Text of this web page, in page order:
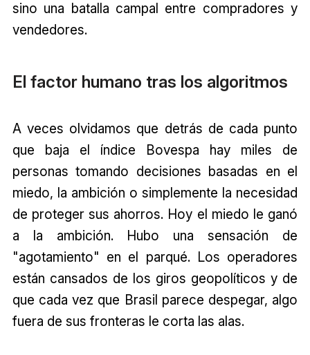
sino una batalla campal entre compradores y
vendedores.
El factor humano tras los algoritmos
A veces olvidamos que detrás de cada punto
que baja el índice Bovespa hay miles de
personas tomando decisiones basadas en el
miedo, la ambición o simplemente la necesidad
de proteger sus ahorros. Hoy el miedo le ganó
a la ambición. Hubo una sensación de
"agotamiento" en el parqué. Los operadores
están cansados de los giros geopolíticos y de
que cada vez que Brasil parece despegar, algo
fuera de sus fronteras le corta las alas.